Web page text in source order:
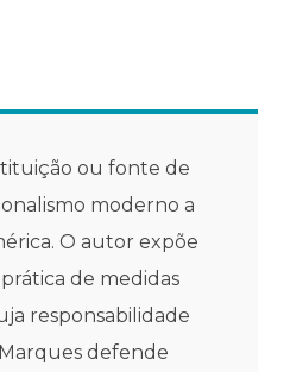
ou fonte de
moderno a
O autor expõe
de medidas
responsabilidade
defende